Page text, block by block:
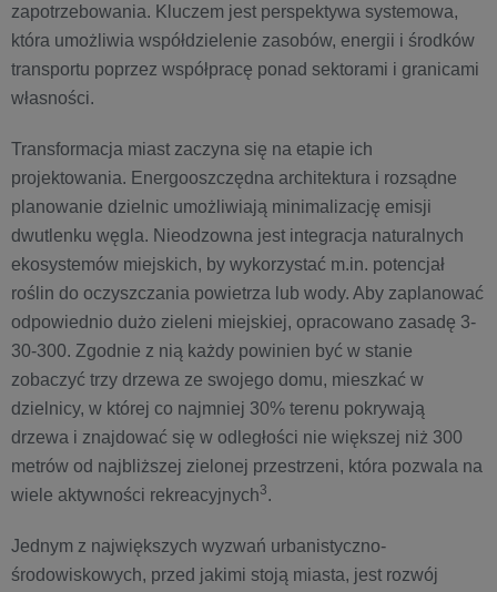
zapotrzebowania. Kluczem jest perspektywa systemowa,
która umożliwia współdzielenie zasobów, energii i środków
transportu poprzez współpracę ponad sektorami i granicami
własności.
Transformacja miast zaczyna się na etapie ich
projektowania. Energooszczędna architektura i rozsądne
planowanie dzielnic umożliwiają minimalizację emisji
dwutlenku węgla. Nieodzowna jest integracja naturalnych
ekosystemów miejskich, by wykorzystać m.in. potencjał
roślin do oczyszczania powietrza lub wody. Aby zaplanować
odpowiednio dużo zieleni miejskiej, opracowano zasadę 3-
30-300. Zgodnie z nią każdy powinien być w stanie
zobaczyć trzy drzewa ze swojego domu, mieszkać w
dzielnicy, w której co najmniej 30% terenu pokrywają
drzewa i znajdować się w odległości nie większej niż 300
metrów od najbliższej zielonej przestrzeni, która pozwala na
wiele aktywności rekreacyjnych3.
Jednym z największych wyzwań urbanistyczno-
środowiskowych, przed jakimi stoją miasta, jest rozwój